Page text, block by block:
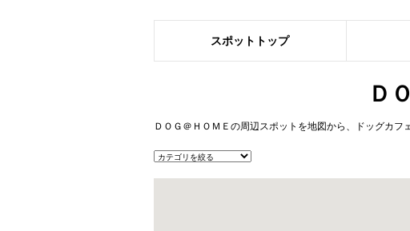
スポット トップ
Ｄ
ＤＯＧ＠ＨＯＭＥの周辺スポットを地図から、ドッグカフ